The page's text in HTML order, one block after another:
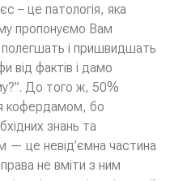
– це патологія, яка
пропонуємо Вам
полегшать і пришвидшать
від фактів і дамо
До того ж, 50%
кофердамом, бо
знань та
— це невід’ємна частина
не вміти з ним